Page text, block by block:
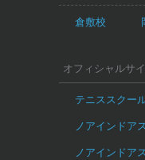
倉敷校
オフィシャルサ
テニススクー
ノアインドア
ノアインドア